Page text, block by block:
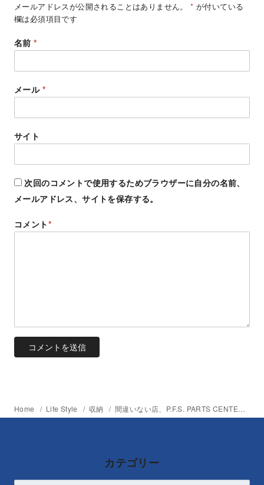
メールアドレスが公開されることはありません。 * が付いている
欄は必須項目です
名前*
メール *
サイト
次回のコメントで使用するためブラウザーに自分の名前、
メールアドレス、サイトを保存する。
コメント*
Home Life Style 収納 間違いない店、P.F.S. PARTS CENTERで見つけた理想的なコンテナ
カテゴリー